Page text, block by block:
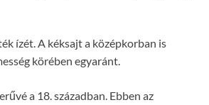
ízét. A kéksajt a középkorban is
körében egyaránt.
a 18. században. Ebben az